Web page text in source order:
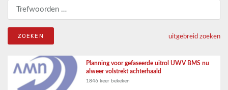
Zoeken naar:
uitgebreid zoeken
Planning voor gefaseerde uitrol UWV BMS nu
alweer volstrekt achterhaald
1846 keer bekeken